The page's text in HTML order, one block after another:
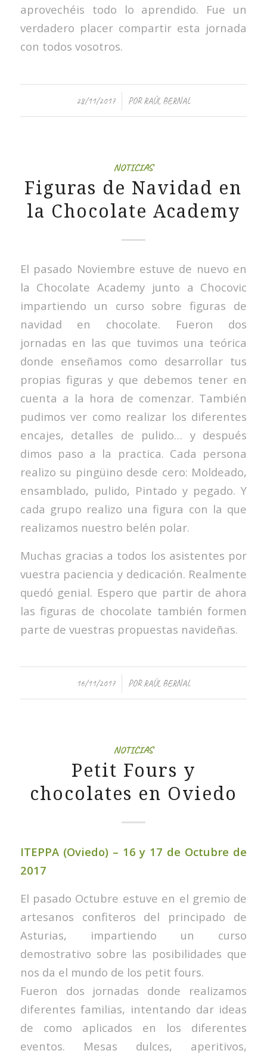
aprovechéis todo lo aprendido. Fue un
verdadero placer compartir esta jornada
con todos vosotros.
28/11/2017
/ PORRAÚL BERNAL
NOTICIAS
Figuras de Navidad en
la Chocolate Academy
El pasado Noviembre estuve de nuevo en
la Chocolate Academy junto a Chocovic
impartiendo un curso sobre figuras de
navidad en chocolate. Fueron dos
jornadas en las que tuvimos una teórica
donde enseñamos como desarrollar tus
propias figuras y que debemos tener en
cuenta a la hora de comenzar. También
pudimos ver como realizar los diferentes
encajes, detalles de pulido… y después
dimos paso a la practica. Cada persona
realizo su pingüino desde cero: Moldeado,
ensamblado, pulido, Pintado y pegado. Y
cada grupo realizo una figura con la que
realizamos nuestro belén polar.
Muchas gracias a todos los asistentes por
vuestra paciencia y dedicación. Realmente
quedó genial. Espero que partir de ahora
las figuras de chocolate también formen
parte de vuestras propuestas navideñas.
16/11/2017
/ PORRAÚL BERNAL
NOTICIAS
Petit Fours y
chocolates en Oviedo
ITEPPA (Oviedo) – 16 y 17 de Octubre de
2017
El pasado Octubre estuve en el gremio de
artesanos confiteros del principado de
Asturias, impartiendo un curso
demostrativo sobre las posibilidades que
nos da el mundo de los petit fours.
Fueron dos jornadas donde realizamos
diferentes familias, intentando dar ideas
de como aplicados en los diferentes
eventos. Mesas dulces, aperitivos,